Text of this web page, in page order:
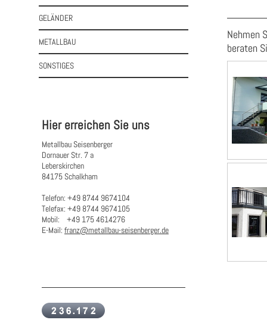
GELÄNDER
METALLBAU
SONSTIGES
Hier erreichen Sie uns
Metallbau Seisenberger
Dornauer Str. 7 a
Leberskirchen
84175 Schalkham
Telefon: +49 8744 9674104
Telefax: +49 8744 9674105
Mobil: +49 175 4614276
E-Mail: franz@metallbau-seisenberger.de
Nehmen
beraten